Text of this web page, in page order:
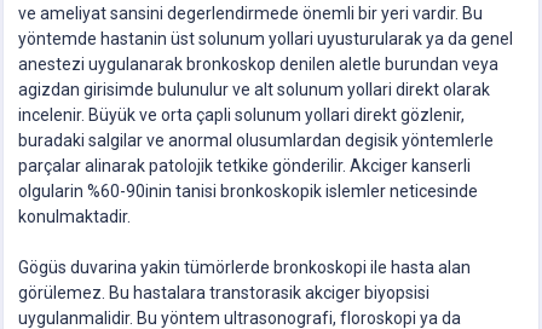
ve ameliyat sansini degerlendirmede önemli bir yeri vardir. Bu
yöntemde hastanin üst solunum yollari uyusturularak ya da genel
anestezi uygulanarak bronkoskop denilen aletle burundan veya
agizdan girisimde bulunulur ve alt solunum yollari direkt olarak
incelenir. Büyük ve orta çapli solunum yollari direkt gözlenir,
buradaki salgilar ve anormal olusumlardan degisik yöntemlerle
parçalar alinarak patolojik tetkike gönderilir. Akciger kanserli
olgularin %60-90inin tanisi bronkoskopik islemler neticesinde
konulmaktadir.
Gögüs duvarina yakin tümörlerde bronkoskopi ile hasta alan
görülemez. Bu hastalara transtorasik akciger biyopsisi
uygulanmalidir. Bu yöntem ultrasonografi, floroskopi ya da